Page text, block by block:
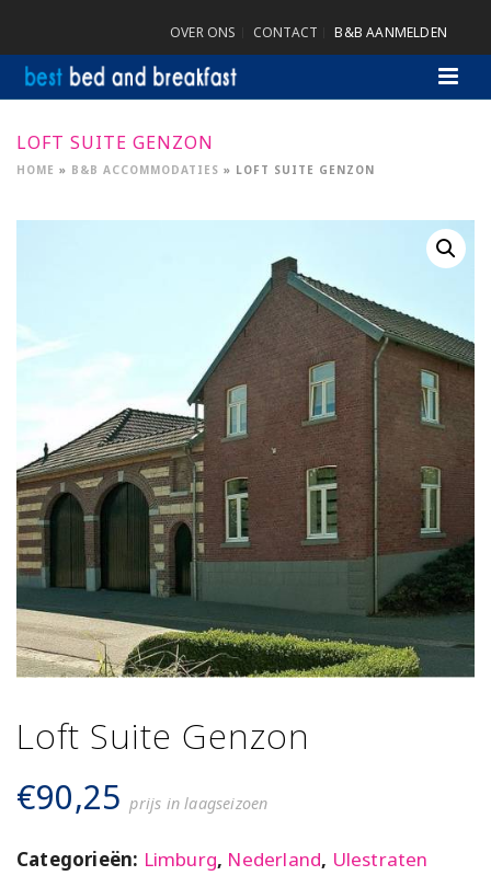
OVER ONS CONTACT B&B AANMELDEN
LOFT SUITE GENZON
HOME » B&B ACCOMMODATIES » LOFT SUITE GENZON
Loft Suite Genzon
€90,25 prijs in laagseizoen
Categorieën: Limburg, Nederland, Ulestraten